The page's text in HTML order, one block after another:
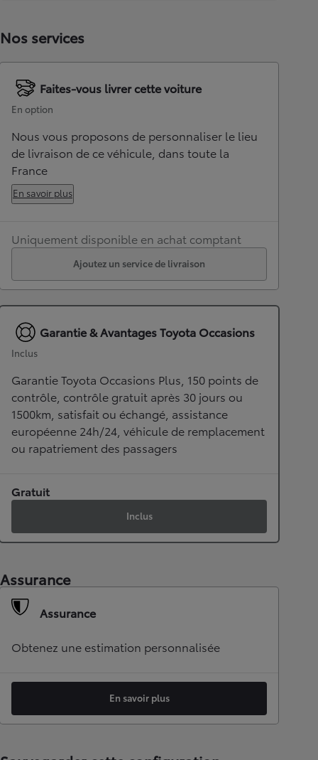
Nos services
Faites-vous livrer cette voiture
En option
Nous vous proposons de personnaliser le lieu
de livraison de ce véhicule, dans toute la
France
En savoir plus
Uniquement disponible en achat comptant
Ajoutez un service de livraison
Garantie & Avantages Toyota Occasions
Inclus
Garantie Toyota Occasions Plus, 150 points de
contrôle, contrôle gratuit après 30 jours ou
1500km, satisfait ou échangé, assistance
européenne 24h/24, véhicule de remplacement
ou rapatriement des passagers
Gratuit
Inclus
Assurance
Assurance
Obtenez une estimation personnalisée
En savoir plus